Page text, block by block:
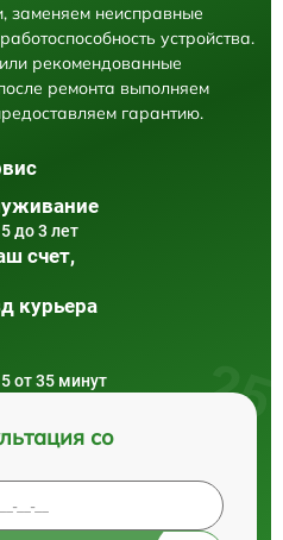
заменяем неисправные
устройства.
рекомендованные
ремонта выполняем
гарантию.
до 3 лет
счет,
курьера
от 35 минут
со